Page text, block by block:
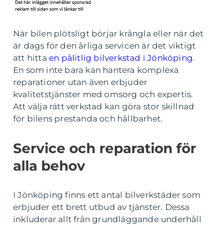
När bilen plötsligt börjar krångla eller när det
är dags för den årliga servicen är det viktigt
att hitta en pålitlig bilverkstad i Jönköping.
En som inte bara kan hantera komplexa
reparationer utan även erbjuder
kvalitetstjänster med omsorg och expertis.
Att välja rätt verkstad kan göra stor skillnad
för bilens prestanda och hållbarhet.
Service och reparation för
alla behov
I Jönköping finns ett antal bilverkstäder som
erbjuder ett brett utbud av tjänster. Dessa
inkluderar allt från grundläggande underhåll